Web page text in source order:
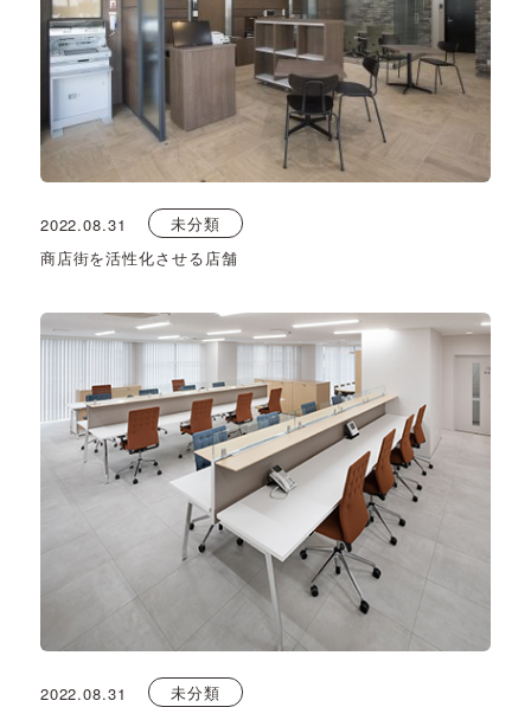
2022.08.31
未分類
商店街を活性化させる店舗
2022.08.31
未分類